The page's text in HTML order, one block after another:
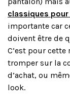
classiques
importante car
doivent être de
C’est pour
tromper sur la
d’achat, ou
look.